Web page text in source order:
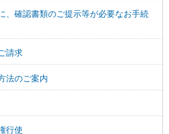
、確認書類のご提示等が必要なお手続
請求
法のご案内
行使